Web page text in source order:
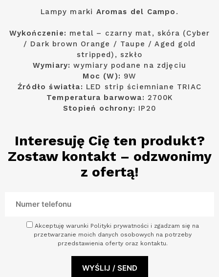
Lampy marki Aromas del Campo .
Wykończenie: metal – czarny mat, skóra (Cyber
/ Dark brown Orange / Taupe / Aged gold
stripped), szkło
Wymiary:wymiary podane na zdjęciu
Moc (W): 9W
Źródło światła: LED strip ściemniane TRIAC
Temperatura barwowa: 2700K
Stopień ochrony: IP20
Interesuję Cię ten produkt?
Zostaw kontakt – odzwonimy
z ofertą!
Akceptuję warunki Polityki prywatności i zgadzam się na
przetwarzanie moich danych osobowych na potrzeby
przedstawienia oferty oraz kontaktu.